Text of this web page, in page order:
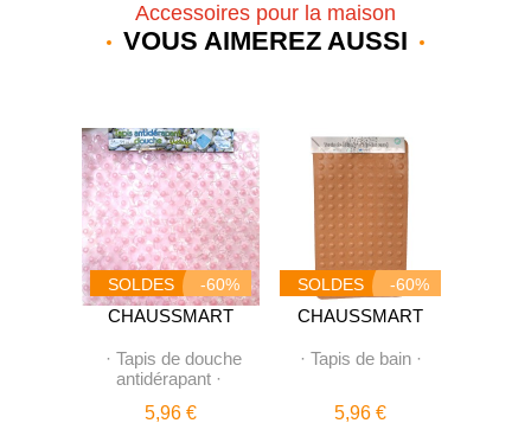
Accessoires pour la maison
VOUS AIMEREZ AUSSI
SOLDES -60%
CHAUSSMART
· Tapis de douche
antidérapant·
5,96 €
SOLDES -60%
CHAUSSMART
· Tapis de bain·
5,96 €